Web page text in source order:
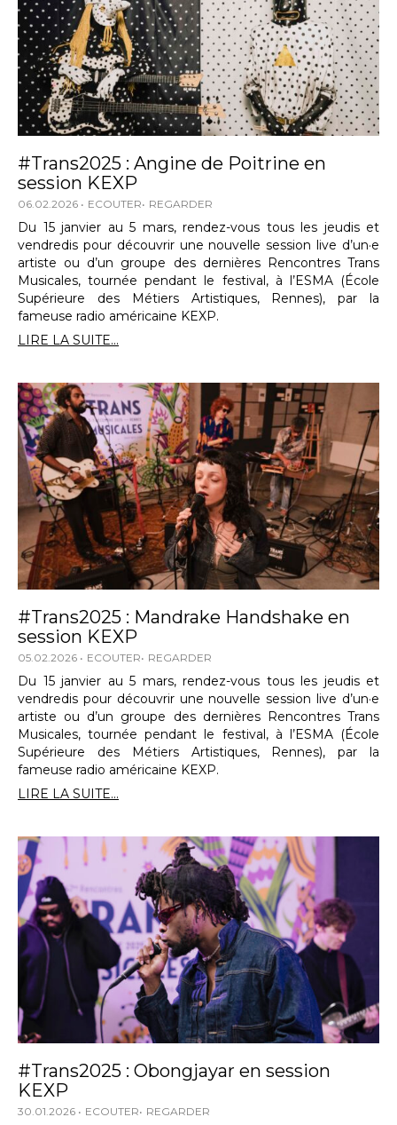
#Trans2025 : Angine de Poitrine en
session KEXP
06.02.2026 ECOUTER REGARDER
Du 15 janvier au 5 mars, rendez-vous tous les jeudis et
vendredis pour découvrir une nouvelle session live d’un·e
artiste ou d’un groupe des dernières Rencontres Trans
Musicales, tournée pendant le festival, à l’ESMA (École
Supérieure des Métiers Artistiques, Rennes), par la
fameuse radio américaine KEXP.
LIRE LA SUITE...
#Trans2025 : Mandrake Handshake en
session KEXP
05.02.2026 ECOUTER REGARDER
Du 15 janvier au 5 mars, rendez-vous tous les jeudis et
vendredis pour découvrir une nouvelle session live d’un·e
artiste ou d’un groupe des dernières Rencontres Trans
Musicales, tournée pendant le festival, à l’ESMA (École
Supérieure des Métiers Artistiques, Rennes), par la
fameuse radio américaine KEXP.
LIRE LA SUITE...
#Trans2025 : Obongjayar en session
KEXP
30.01.2026 ECOUTER REGARDER